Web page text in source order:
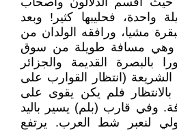
واحدة، فحليبها كثير! وبعد
مشيا، ورافقه الولدان من
وهي مسافة طويلة من سوق
بالبصرة القديمة والجزائر
(انتظار القوارب على
فلم يكن يقوى على
وفي قارب (بلم) يسير باليد
لنعبر شط العرب. يرتفع